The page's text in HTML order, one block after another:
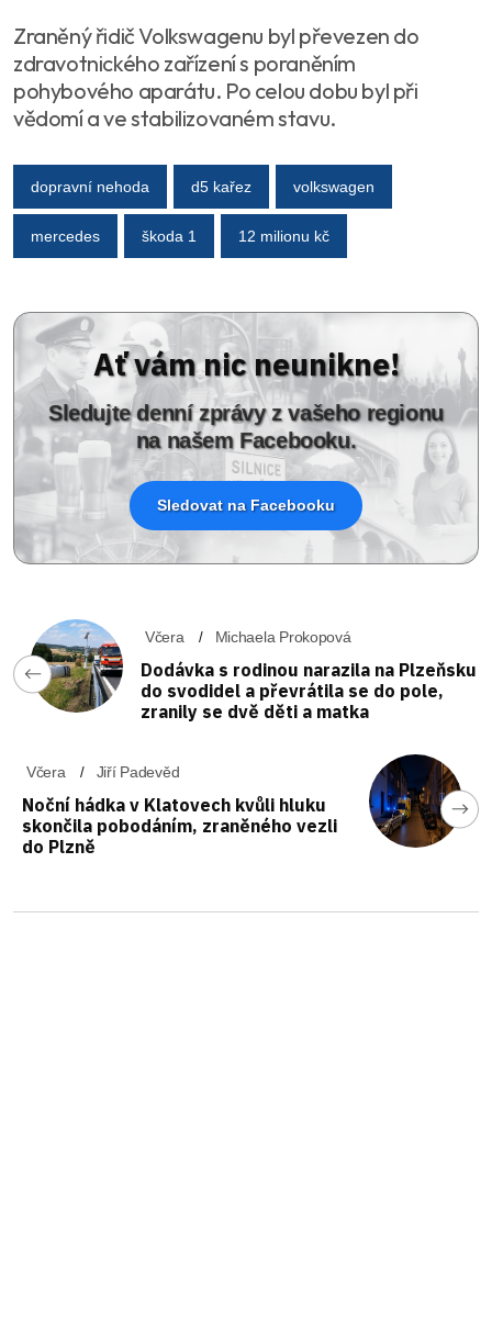
Zraněný řidič Volkswagenu byl převezen do
zdravotnického zařízení s poraněním
pohybového aparátu. Po celou dobu byl při
vědomí a ve stabilizovaném stavu.
dopravní nehoda d5 kařez volkswagen
mercedes škoda 1 12 milionu kč
Ať vám nic neunikne!
Sledujte denní zprávy z vašeho regionu
na našem Facebooku.
Sledovat na Facebooku
Včera Michaela Prokopová
Dodávka s rodinou narazila na Plzeňsku
do svodidel a převrátila se do pole,
zranily se dvě děti a matka
Včera Jiří Padevěd
Noční hádka v Klatovech kvůli hluku
skončila pobodáním, zraněného vezli
do Plzně